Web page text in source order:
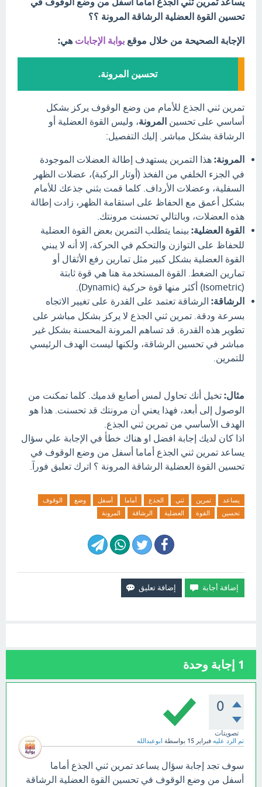
تحسين القوة العضلية الرشاقة المرونة ؟؟
الإجابة الصحيحة من خلال موقع بوابة الإجابات هي:
تحسين المرونة.
تمرين ثني الجذع للأمام من وضع الوقوف يركز بشكل
أساسي على تحسين المرونة، وليس القوة العضلية أو
الرشاقة بشكل مباشر. إليك التفصيل:
المرونة: هذا التمرين يستهدف إطالة العضلات الموجودة
في الجزء الخلفي من الفخذ (أوتار الركبة)، عضلات الظهر
السفلية، وعضلات الأرداف. كلما قمت بثني جذعك للأمام
بشكل أعمق مع الحفاظ على استقامة الظهر، زادت إطالة
هذه العضلات، وبالتالي تحسنت مرونتك.
القوة العضلية: بينما يتطلب التمرين بعض القوة العضلية
للحفاظ على التوازن والتحكم في الحركة، إلا أنه لا يبني
القوة العضلية بشكل كبير مثل تمارين رفع الأثقال أو
تمارين الضغط. القوة المستخدمة هنا هي قوة ثابتة
(Isometric) أكثر منها قوة حركية (Dynamic).
الرشاقة: الرشاقة تعتمد على القدرة على تغيير الاتجاه
بسرعة ودقة. تمرين ثني الجذع لا يركز بشكل مباشر على
تطوير هذه القدرة. قد تساهم المرونة المحسنة بشكل غير
مباشر في تحسين الرشاقة، ولكنها ليست الهدف الرئيسي
للتمرين.
مثال: تخيل أنك تحاول لمس أصابع قدميك. كلما تمكنت من
الوصول إلى أبعد، فهذا يعني أن مرونتك قد تحسنت. هذا هو
الهدف الأساسي من تمرين ثني الجذع.
اذا كان لديك إجابة افضل او هناك خطأ في الإجابة علي سؤال
يساعد تمرين ثني الجذع أماما أسفل من وضع الوقوف في
تحسين القوة العضلية الرشاقة المرونة ؟ اترك تعليق فورآ.
يساعد تمرين ثني الجذع أماما أسفل وضع
الوقوف
تحسين
القوة العضلية الرشاقة المرونة
1 إجابة وحدة
0
تصويتات
تم الرد عليه فبراير 15 بواسطة ابوعبدالله
سوف تجد إجابة سؤال يساعد تمرين ثني الجذع أماما
أسفل من وضع الوقوف في تحسين القوة العضلية الرشاقة